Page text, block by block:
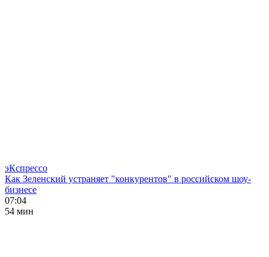
эКспрессо
Как Зеленский устраняет "конкурентов" в российском шоу-
бизнесе
07:04
54 мин